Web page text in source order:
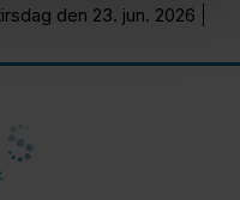
den 23. jun. 2026